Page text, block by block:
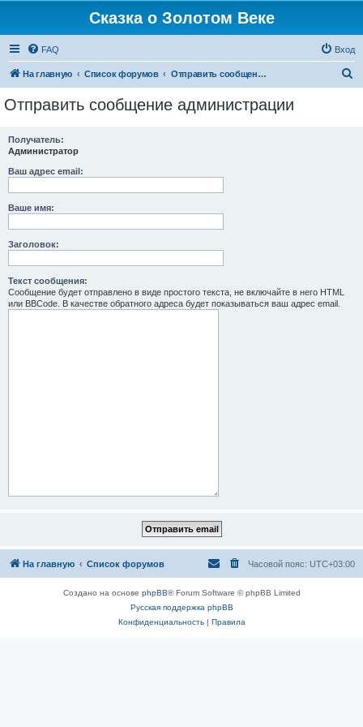
Сказка о Золотом Веке
FAQ Вход
На главную Список форумов Отправить сообщение администрации
Отправить сообщение администрации
Получатель:
Администратор
Ваш адрес email:
Ваше имя:
Заголовок:
Текст сообщения:
Сообщение будет отправлено в виде простого текста, не включайте в него HTML
или BBCode. В качестве обратного адреса будет показываться ваш адрес email.
На главную Список форумов Часовой пояс: UTC+03:00
Создано на основе phpBB® Forum Software © phpBB Limited
Русская поддержка phpBB
Конфиденциальность| Правила